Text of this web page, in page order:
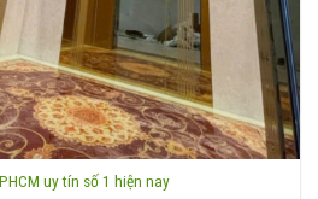
uy tín số 1 hiện nay